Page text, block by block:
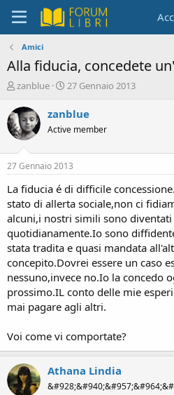
Amici
Alla fiducia, concedete
C
e
a
t
r
e
D
s
c
u
s
s
i
n
e
zanblue
D
t
d
i
n
i
z
i
o
27 Gennaio 2013
zanblue
Active member
27 Gennaio 2013
La fiducia é di difficile
stato di allerta sociale,non ci
alcuni,i nostri simili sono
quotidianamente.Io sono
stata tradita e quasi mandata
concepito.Dovrei essere un caso
nessuno,invece no.Io la concedo
prossimo.IL conto delle mie
mai pagare agli altri.
Voi come vi comportate?
Athana Lindia